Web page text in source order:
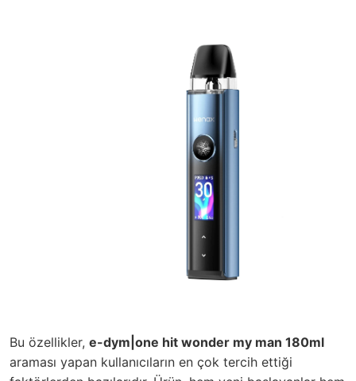
Bu özellikler, e-dym|one hit wonder my man 180ml
araması yapan kullanıcıların en çok tercih ettiği